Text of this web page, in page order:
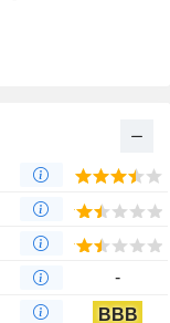
-
BBB